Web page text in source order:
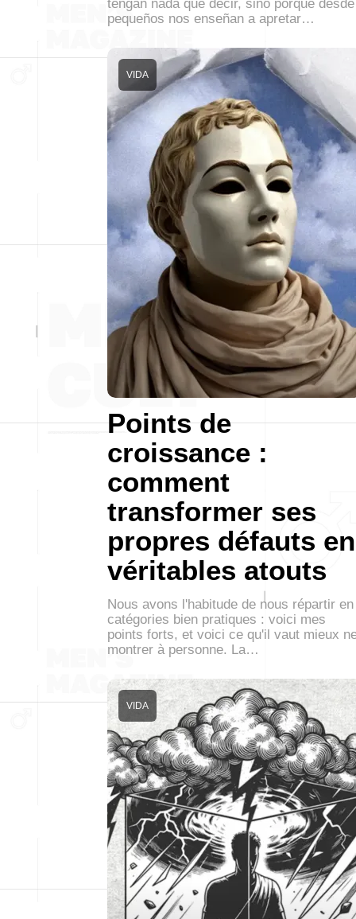
tengan nada que decir, sino porque desde
pequeños nos enseñan a apretar…
Points de
croissance :
comment
transformer ses
propres défauts en
véritables atouts
VIDA
Nous avons l'habitude de nous répartir en
catégories bien pratiques : voici mes
points forts, et voici ce qu'il vaut mieux
montrer à personne. La…
VIDA